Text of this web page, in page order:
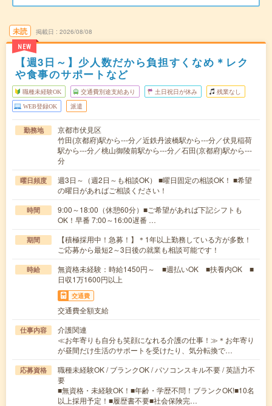
未読
NEW
掲載日 2026/08/08
【週3日～】少人数だから負担すくなめ＊レク
や食事のサポートなど
職種未経験OK 交通費別途支給あり 土日祝日が休み 残業なし
WEB登録OK 派遣
勤務地
京都市伏見区
竹田(京都府)駅から---分／近鉄丹波橋駅から---分／伏見稲荷
駅から---分／桃山御陵前駅から---分／石田(京都府)駅から---
分
曜日頻度
週3日～（週2日～も相談OK） ■曜日固定の相談OK！ ■希望
の曜日があればご相談ください！
時間
9:00～18:00（休憩60分）■ご希望があれば下記シフトも
OK！早番 7:00～16:00遅番 …
期間
【積極採用中！急募！】＊1年以上勤務している方が多数！
ご応募から最短2～3日後の就業も相談可能です！
時給
無資格未経験：時給1450円～ ■週払いOK ■扶養内OK ■
日収1万1600円以上
交通費
交通費全額支給
仕事内容
介護関連
≪お年寄りも自分も笑顔になれる介護の仕事！≫＊お年寄り
が昼間だけ生活のサポートを受けたり、気分転換で…
応募資格
職種未経験OK / ブランクOK / パソコンスキル不要 / 英語力不
要
■無資格・未経験OK！■年齢・学歴不問！ブランクOK!■10名
以上採用予定！■履歴書不要■社会保険完…